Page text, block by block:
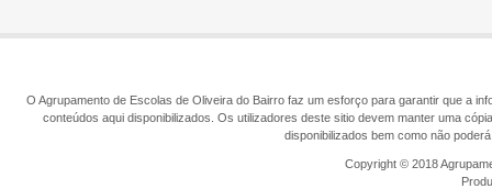
O Agrupamento de Escolas de Oliveira do Bairro faz um esforço para garantir que a
conteúdos aqui disponibilizados. Os utilizadores deste sitio devem manter uma
disponibilizados bem como não
Copyright © 2018